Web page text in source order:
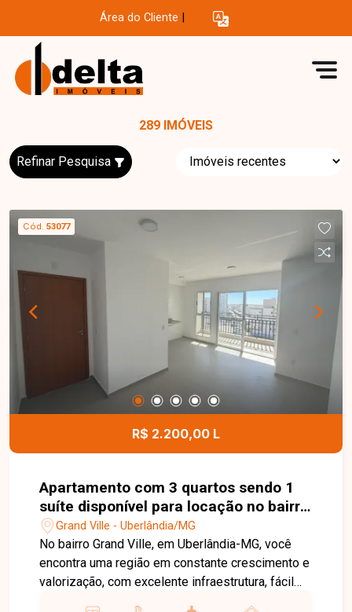
Área do Cliente
289 IMÓVEIS
Refinar Pesquisa
Cód. 53077
R$ 2.200,00 L
Apartamento com 3 quartos sendo 1
suíte disponível para locação no bairro
Grand Ville em Uberlândia-MG
Grand Ville - Uberlândia/MG
No bairro Grand Ville, em Uberlândia-MG, você
encontra uma região em constante crescimento e
valorização, com excelente infraestrutura, fácil